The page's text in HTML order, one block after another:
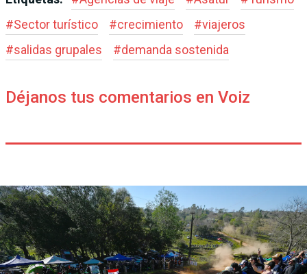
#Sector turístico #crecimiento #viajeros
#salidas grupales #demanda sostenida
Déjanos tus comentarios en Voiz